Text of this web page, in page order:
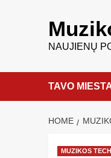
NAUJIENŲ
TAVO
HOME
MUZIKOS